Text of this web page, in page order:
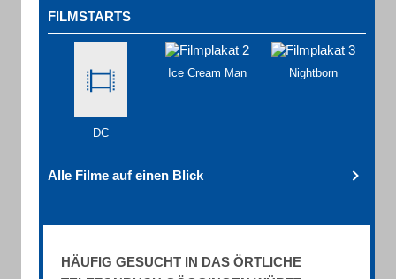
FILMSTARTS
DC
Ice Cream Man Nightborn
Alle Filme auf einen Blick
HÄUFIG GESUCHT IN DAS ÖRTLICHE